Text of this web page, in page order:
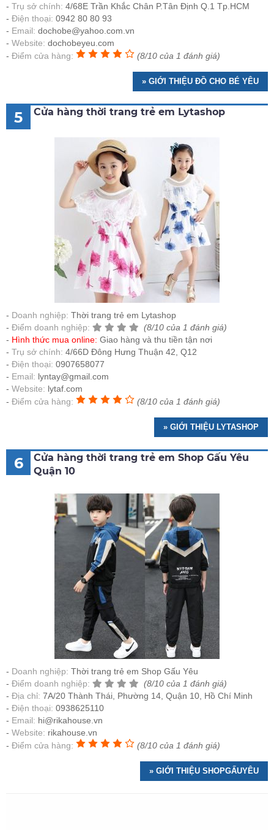
Trụ sở chính: 4/68E Trần Khắc Chân P.Tân Định Q.1 Tp.HCM
Điện thoại: 0942 80 80 93
Email: dochobe@yahoo.com.vn
Website: dochobeyeu.com
Điểm cửa hàng:
(8/10 của 1 đánh giá)
» GIỚI THIỆU ĐỒ CHO BÉ YÊU
5 Cửa hàng thời trang trẻ em Lytashop
Doanh nghiệp: Thời trang trẻ em Lytashop
Điểm doanh nghiệp:
(8/10 của 1 đánh giá)
Hình thức mua online: Giao hàng và thu tiền tận nơi
Trụ sở chính: 4/66D Đông Hưng Thuận 42, Q12
Điện thoại: 0907658077
Email: lyntay@gmail.com
Website: lytaf.com
Điểm cửa hàng:
(8/10 của 1 đánh giá)
» GIỚI THIỆU LYTASHOP
6
Cửa hàng thời trang trẻ em Shop Gấu Yêu
Quận 10
Doanh nghiệp: Thời trang trẻ em Shop Gấu Yêu
Điểm doanh nghiệp:
(8/10 của 1 đánh giá)
Địa chỉ: 7A/20 Thành Thái, Phường 14, Quận 10, Hồ Chí Minh
Điện thoại: 0938625110
Email: hi@rikahouse.vn
Website: rikahouse.vn
Điểm cửa hàng:
(8/10 của 1 đánh giá)
» GIỚI THIỆU SHOPGẤUYÊU